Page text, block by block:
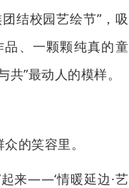
结校园艺绘节”，吸
、一颗颗纯真的童
”最动人的模样。
的笑容里。
起来——‘情暖延边·艺